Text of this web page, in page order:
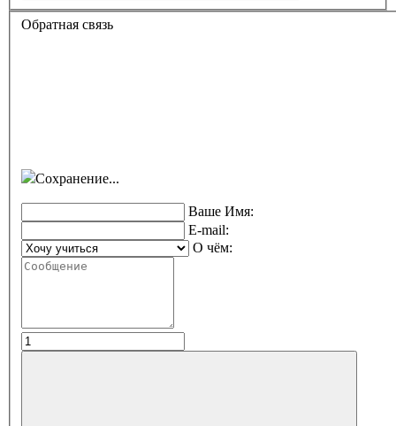
Обратная связь
Сохранение...
Ваше Имя:
E-mail:
О чём: